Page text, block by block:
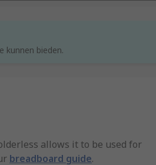
kunnen bieden.
allows it to be used for
breadboard guide.